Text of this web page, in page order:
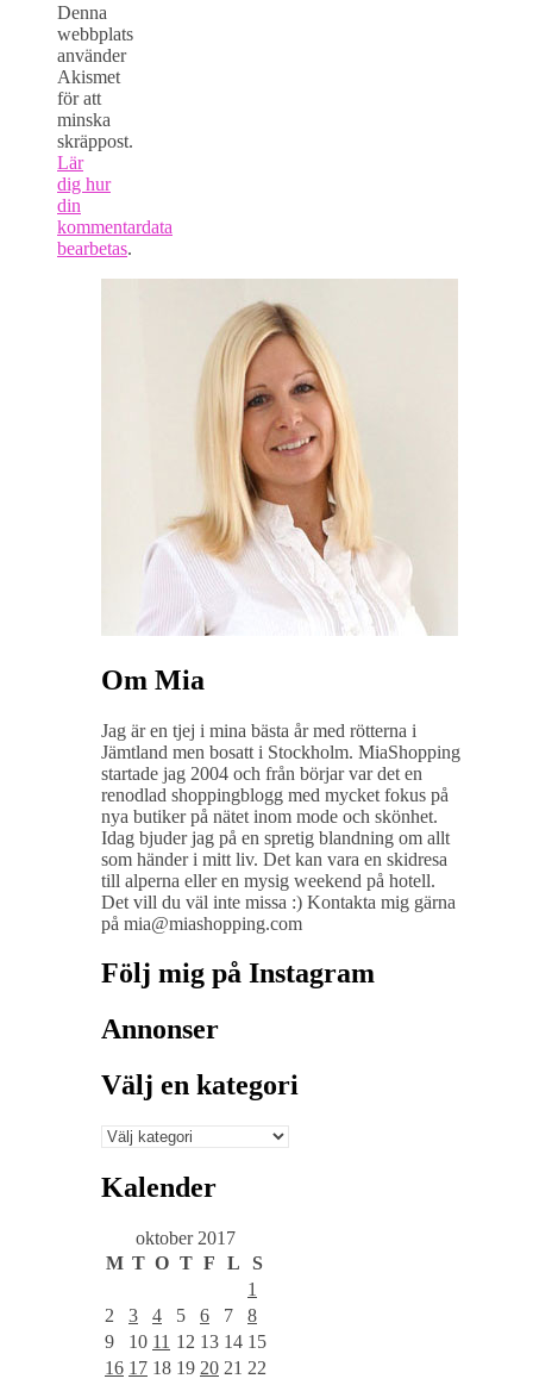
Denna
webbplats
använder
Akismet
för att
minska
skräppost.
Lär
dig hur
din
kommentardata
bearbetas.
Om Mia
Jag är en tjej i mina bästa år med rötterna i
Jämtland men bosatt i Stockholm. MiaShopping
startade jag 2004 och från börjar var det en
renodlad shoppingblogg med mycket fokus på
nya butiker på nätet inom mode och skönhet.
Idag bjuder jag på en spretig blandning om allt
som händer i mitt liv. Det kan vara en skidresa
till alperna eller en mysig weekend på hotell.
Det vill du väl inte missa :) Kontakta mig gärna
på mia@miashopping.com
Följ mig på Instagram
Annonser
Välj en kategori
Välj
kategori
Kalender
oktober 2017
M T O T F L
S
1
2
3 4 5 6 7
8
9
10 11 12 13 14 15
16 17 18 19 20 21 22